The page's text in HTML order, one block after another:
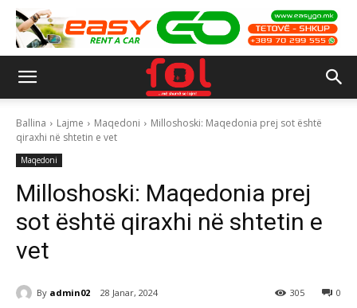
Ballina Lajme Maqedoni
Milloshoski: Maqedonia prej sot është
qiraxhi në shtetin e vet
Maqedoni
Milloshoski: Maqedonia prej
sot është qiraxhi në shtetin e
vet
By admin02 28 Janar, 2024 0
305